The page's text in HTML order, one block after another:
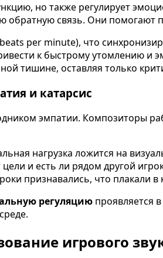
но также регулирует
обратную связь. Они
per minute), что
к быстрому утомлению
тишине, оставляя только
и катарсис
эмпатии. Композиторы
нагрузка ложится на
и есть ли рядом другой
признавались, что плакали
регуляцию проявляется
игрового